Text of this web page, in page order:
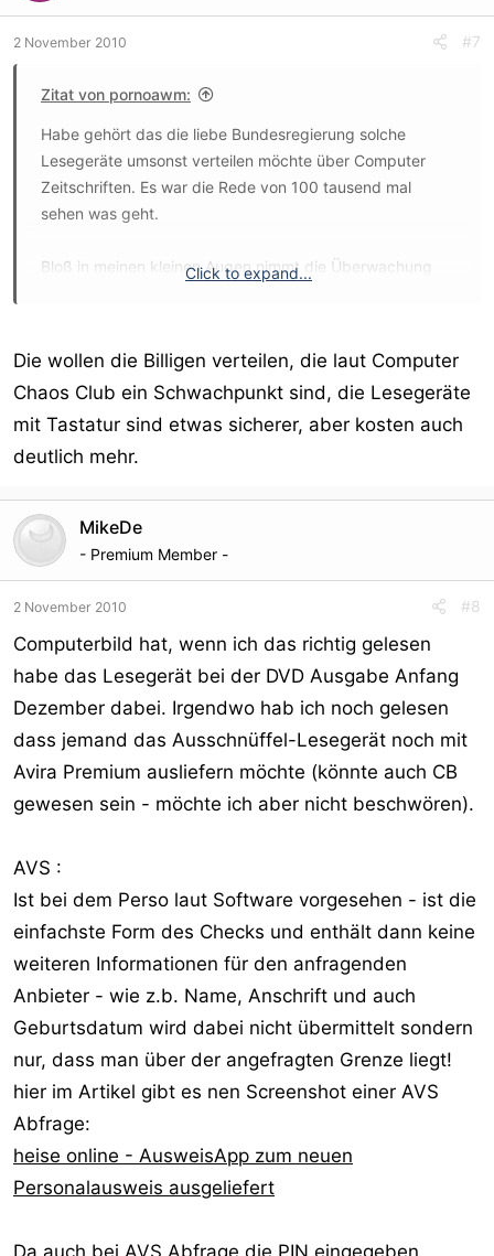
2 November 2010 #7
Zitat von pornoawm:
Habe gehört das die liebe Bundesregierung solche
Lesegeräte umsonst verteilen möchte über Computer
Zeitschriften. Es war die Rede von 100 tausend mal
sehen was geht.
Bloß in meinen kleinen Augen nimmt die Überwachung
Click to expand...
Die wollen die Billigen verteilen, die laut Computer
Chaos Club ein Schwachpunkt sind, die Lesegeräte
mit Tastatur sind etwas sicherer, aber kosten auch
deutlich mehr.
MikeDe
- Premium Member -
2 November 2010 #8
Computerbild hat, wenn ich das richtig gelesen
habe das Lesegerät bei der DVD Ausgabe Anfang
Dezember dabei. Irgendwo hab ich noch gelesen
dass jemand das Ausschnüffel-Lesegerät noch mit
Avira Premium ausliefern möchte (könnte auch CB
gewesen sein - möchte ich aber nicht beschwören).
AVS :
Ist bei dem Perso laut Software vorgesehen - ist die
einfachste Form des Checks und enthält dann keine
weiteren Informationen für den anfragenden
Anbieter - wie z.b. Name, Anschrift und auch
Geburtsdatum wird dabei nicht übermittelt sondern
nur, dass man über der angefragten Grenze liegt!
hier im Artikel gibt es nen Screenshot einer AVS
Abfrage:
heise online - AusweisApp zum neuen
Personalausweis ausgeliefert
Da auch bei AVS Abfrage die PIN eingegeben